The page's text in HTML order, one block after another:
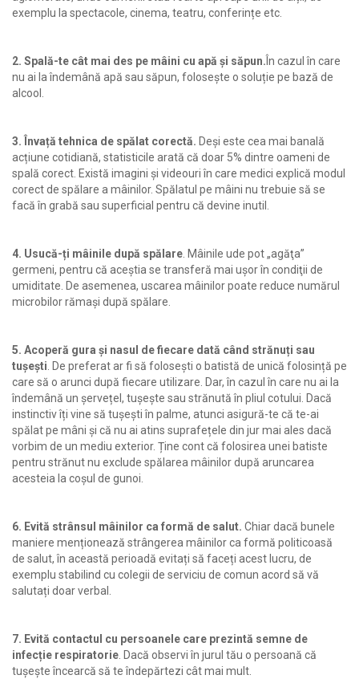
exemplu la spectacole, cinema, teatru, conferințe etc.
2. Spală-te cât mai des pe mâini cu apă și săpun. În cazul în care
nu ai la îndemână apă sau săpun, folosește o soluție pe bază de
alcool.
3. Învață tehnica de spălat corectă. Deși este cea mai banală
acțiune cotidiană, statisticile arată că doar 5% dintre oameni de
spală corect. Există imagini și videouri în care medici explică modul
corect de spălare a mâinilor. Spălatul pe mâini nu trebuie să se
facă în grabă sau superficial pentru că devine inutil.
4. Usucă-ți mâinile după spălare. Mâinile ude pot „agăţa”
germeni, pentru că aceştia se transferă mai uşor în condiţii de
umiditate. De asemenea, uscarea mâinilor poate reduce numărul
microbilor rămaşi după spălare.
5. Acoperă gura și nasul de fiecare dată când strănuți sau
tușești. De preferat ar fi să folosești o batistă de unică folosință pe
care să o arunci după fiecare utilizare. Dar, în cazul în care nu ai la
îndemână un șervețel, tușește sau strănută în pliul cotului. Dacă
instinctiv îți vine să tușești în palme, atunci asigură-te că te-ai
spălat pe mâni și că nu ai atins suprafețele din jur mai ales dacă
vorbim de un mediu exterior. Ține cont că folosirea unei batiste
pentru strănut nu exclude spălarea mâinilor după aruncarea
acesteia la coșul de gunoi.
6. Evită strânsul mâinilor ca formă de salut. Chiar dacă bunele
maniere menționează strângerea mâinilor ca formă politicoasă
de salut, în această perioadă evitați să faceți acest lucru, de
exemplu stabilind cu colegii de serviciu de comun acord să vă
salutați doar verbal.
7. Evită contactul cu persoanele care prezintă semne de
infecție respiratorie. Dacă observi în jurul tău o persoană că
tușește încearcă să te îndepărtezi cât mai mult.